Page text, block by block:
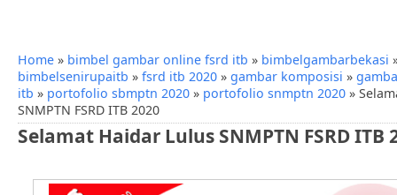
Home » bimbel gambar online fsrd itb » bimbelgambarbekasi
bimbelsenirupaitb » fsrd itb 2020 » gambar komposisi »
itb » portofolio sbmptn 2020 » portofolio snmptn 2020 »
SNMPTN FSRD ITB 2020
Selamat Haidar Lulus SNMPTN FSRD ITB